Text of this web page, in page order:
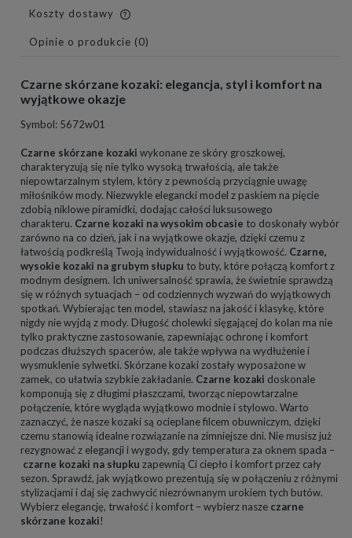
Koszty dostawy
Cena nie zawiera ewentualnych kosztów płatności
Opinie o produkcie (0)
Czarne skórzane kozaki: elegancja, styl i komfort na
wyjątkowe okazje
Symbol: 5672w01
Czarne skórzane kozaki wykonane ze skóry groszkowej,
charakteryzują się nie tylko wysoką trwałością, ale także
niepowtarzalnym stylem, który z pewnością przyciągnie uwagę
miłośników mody. Niezwykle elegancki model z paskiem na pięcie
zdobią niklowe piramidki, dodając całości luksusowego
charakteru. Czarne kozaki na wysokim obcasie to doskonały wybór
zarówno na co dzień, jak i na wyjątkowe okazje, dzięki czemu z
łatwością podkreślą Twoją indywidualność i wyjątkowość. Czarne,
wysokie kozaki na grubym słupku to buty, które połączą komfort z
modnym designem. Ich uniwersalność sprawia, że świetnie sprawdzą
się w różnych sytuacjach – od codziennych wyzwań do wyjątkowych
spotkań. Wybierając ten model, stawiasz na jakość i klasykę, które
nigdy nie wyjdą z mody. Długość cholewki sięgającej do kolan ma nie
tylko praktyczne zastosowanie, zapewniając ochronę i komfort
podczas dłuższych spacerów, ale także wpływa na wydłużenie i
wysmuklenie sylwetki. Skórzane kozaki zostały wyposażone w
zamek, co ułatwia szybkie zakładanie. Czarne kozaki doskonale
komponują się z długimi płaszczami, tworząc niepowtarzalne
połączenie, które wygląda wyjątkowo modnie i stylowo. Warto
zaznaczyć, że nasze kozaki są ocieplane filcem obuwniczym, dzięki
czemu stanowią idealne rozwiązanie na zimniejsze dni. Nie musisz już
rezygnować z elegancji i wygody, gdy temperatura za oknem spada –
czarne kozaki na słupku zapewnią Ci ciepło i komfort przez cały
sezon. Sprawdź, jak wyjątkowo prezentują się w połączeniu z różnymi
stylizacjami i daj się zachwycić niezrównanym urokiem tych butów.
Wybierz elegancję, trwałość i komfort – wybierz nasze czarne
skórzane kozaki!